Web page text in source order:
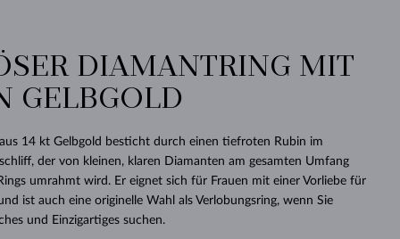
RICHTIGEN
DURCHSEHEN
LIEBE
DURCHSEHEN
GELBGOLD
ROSÉGOLD
ANGEBOT
DURCHSEHEN
TANSANITE
TOPASE
TURMALINE
MOLDAVITE
BABY-OHRRINGE
HOCHZEITSOHRRINGE
SCHÖN
DURCHSEHEN
TURMALINE
MOLDAVITE
MINERALKETTEN
PERLEN ANHÄNGER
WEISSGOLD
GELBGOLD
SIMPLEN
DINGE
ARMBÄNDER
DURCHSEHEN
PERLEN
DURCHSEHEN
SAPHIRE
SMARAGDE
MOLDAVITE
MINERALIEN
HOCHZEITSSCHMUCK
GELBGOLD
KLENOTA
DURCHSEHEN
SCHENKEN
DURCHSEHEN
KOLLEKTIONEN
DURCHSEHEN
DIAMANTRING MIT
GELBGOLD
14 kt Gelbgold besticht durch einen tiefroten Rubin im
der von kleinen, klaren Diamanten am gesamten Umfang
umrahmt wird. Er eignet sich für Frauen mit einer Vorliebe für
ist auch eine originelle Wahl als Verlobungsring, wenn Sie
und Einzigartiges suchen.